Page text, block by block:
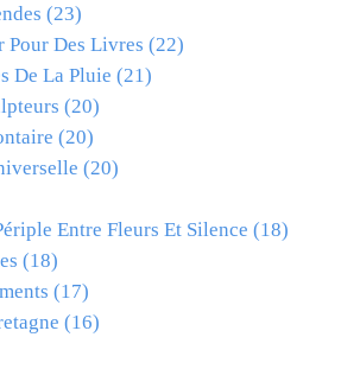
(23)
Pour Des Livres (22)
De La Pluie (21)
(20)
(20)
(20)
Entre Fleurs Et Silence (18)
(18)
(17)
(16)